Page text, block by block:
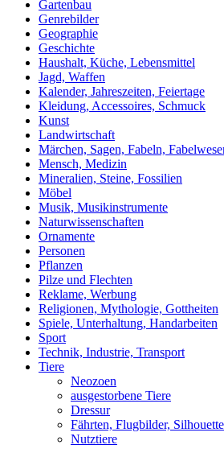
Gartenbau
Genrebilder
Geographie
Geschichte
Haushalt, Küche, Lebensmittel
Jagd, Waffen
Kalender, Jahreszeiten, Feiertage
Kleidung, Accessoires, Schmuck
Kunst
Landwirtschaft
Märchen, Sagen, Fabeln,
Mensch, Medizin
Mineralien, Steine, Fossilien
Möbel
Musik, Musikinstrumente
Naturwissenschaften
Ornamente
Personen
Pflanzen
Pilze und Flechten
Reklame, Werbung
Religionen, Mythologie, Gottheiten
Spiele, Unterhaltung, Handarbeiten
Sport
Technik, Industrie, Transport
Tiere
Neozoen
ausgestorbene Tiere
Dressur
Fährten, Flugbilder,
Nutztiere